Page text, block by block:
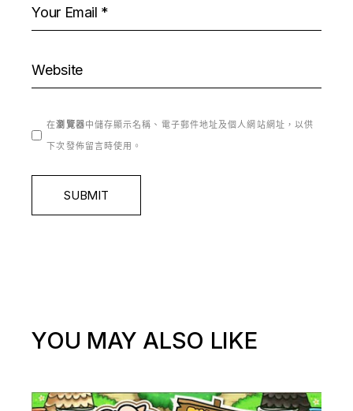
在瀏覽器中儲存顯示名稱、電子郵件地址及個人網站網址，以供
下次發佈留言時使用。
SUBMIT
YOU MAY ALSO LIKE